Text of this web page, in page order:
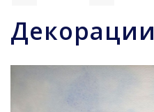
Декорации